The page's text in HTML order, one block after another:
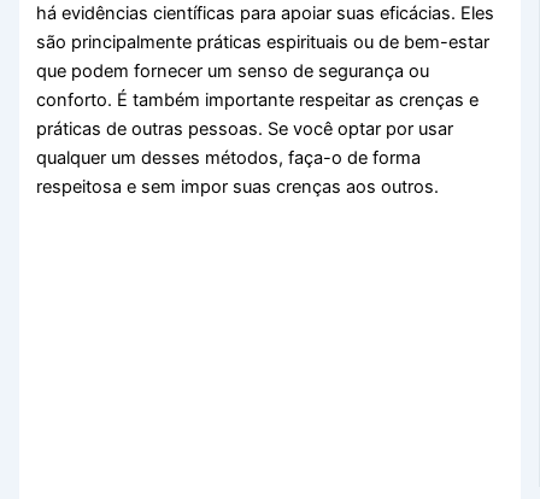
há evidências científicas para apoiar suas eficácias. Eles
são principalmente práticas espirituais ou de bem-estar
que podem fornecer um senso de segurança ou
conforto. É também importante respeitar as crenças e
práticas de outras pessoas. Se você optar por usar
qualquer um desses métodos, faça-o de forma
respeitosa e sem impor suas crenças aos outros.